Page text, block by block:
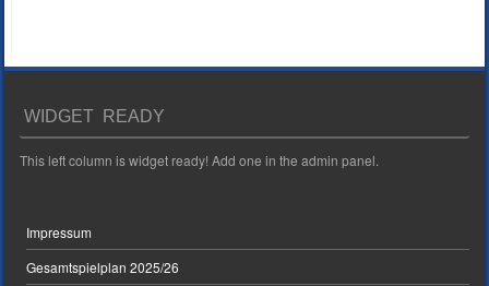
WIDGET READY
This left column is widget ready! Add one in the admin panel.
Impressum
Gesamtspielplan 2025/26